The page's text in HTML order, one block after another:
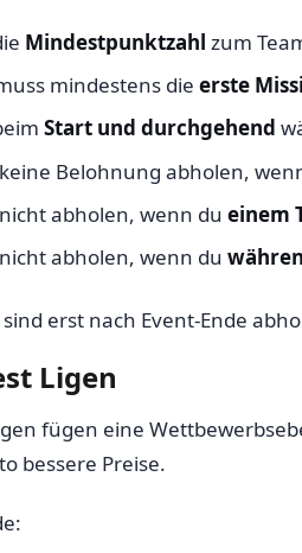
Mindestpunktzahl zum
mindestens die erste
Start und durchgehend
Belohnung abholen,
abholen, wenn du einem
abholen, wenn du
erst nach Event-Ende
Ligen
fügen eine
bessere Preise.